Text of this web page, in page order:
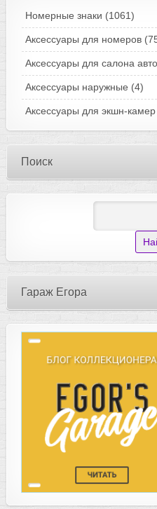
Номерные знаки (1061)
Аксессуары для номеров
Аксессуары для салона
Аксессуары наружные (4)
Аксессуары для экшн-
Поиск
Гараж Егора